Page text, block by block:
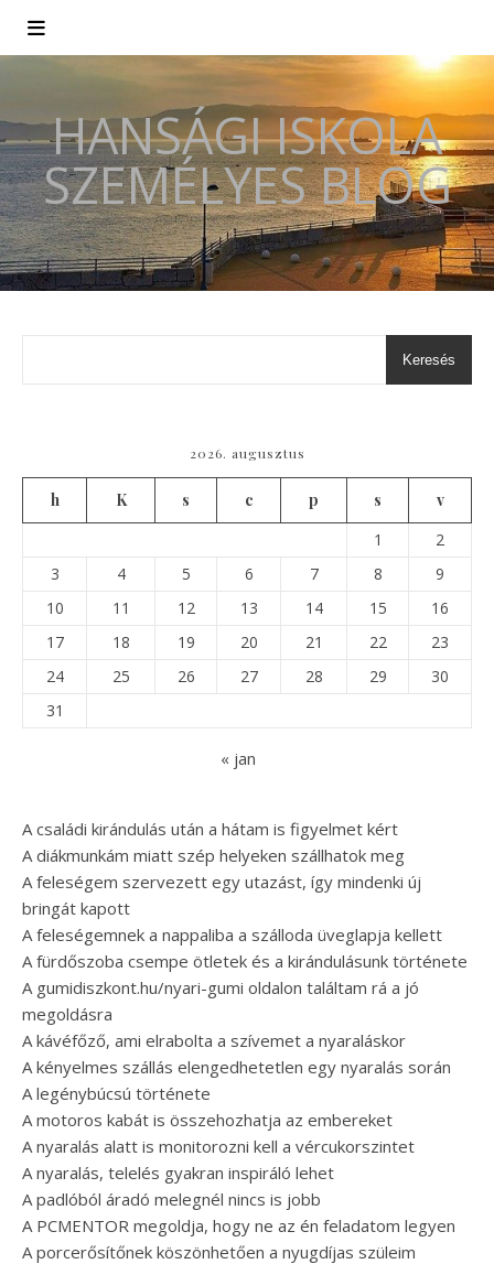
HANSÁGI ISKOLA
SZEMÉLYES BLOG
Keresés
2026. augusztus
h K s c p s
v
1
2
3
4 5 6 7 8
9
10
11 12 13 14 15
16
17
18 19 20 21 22
23
24
25 26 27 28 29
30
31
« jan
A családi kirándulás után a hátam is figyelmet kért
A diákmunkám miatt szép helyeken szállhatok meg
A feleségem szervezett egy utazást, így mindenki új
bringát kapott
A feleségemnek a nappaliba a szálloda üveglapja kellett
A fürdőszoba csempe ötletek és a kirándulásunk története
A gumidiszkont.hu/nyari-gumi oldalon találtam rá a jó
megoldásra
A kávéfőző, ami elrabolta a szívemet a nyaraláskor
A kényelmes szállás elengedhetetlen egy nyaralás során
A legénybúcsú története
A motoros kabát is összehozhatja az embereket
A nyaralás alatt is monitorozni kell a vércukorszintet
A nyaralás, telelés gyakran inspiráló lehet
A padlóból áradó melegnél nincs is jobb
A PCMENTOR megoldja, hogy ne az én feladatom legyen
A porcerősítőnek köszönhetően a nyugdíjas szüleim